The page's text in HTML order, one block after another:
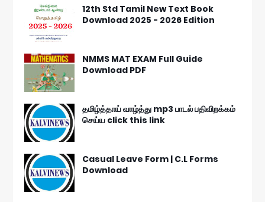
12th Std Tamil New Text Book
Download 2025 - 2026 Edition
NMMS MAT EXAM Full Guide
Download PDF
தமிழ்த்தாய் வாழ்த்து mp3 பாடல் பதிவிறக்கம்
செய்ய click this link
Casual Leave Form | C.L Forms
Download